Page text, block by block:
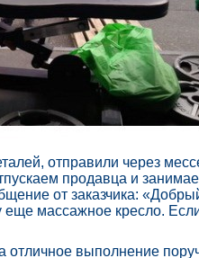
отправили через
продавца и
от заказчика:
массажное кресло.
отличное выполнение